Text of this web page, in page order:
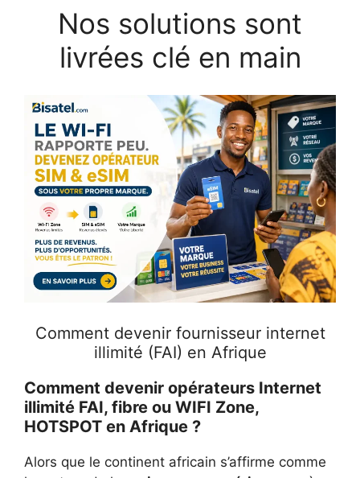
Nos solutions sont
livrées clé en main
Comment devenir fournisseur internet
illimité (FAI) en Afrique
Comment devenir opérateurs Internet
illimité FAI, fibre ou WIFI Zone,
HOTSPOT en Afrique ?
Alors que le continent africain s’affirme comme